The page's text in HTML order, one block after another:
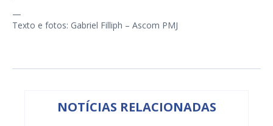
—
Texto e fotos: Gabriel Filliph – Ascom PMJ
NOTÍCIAS RELACIONADAS